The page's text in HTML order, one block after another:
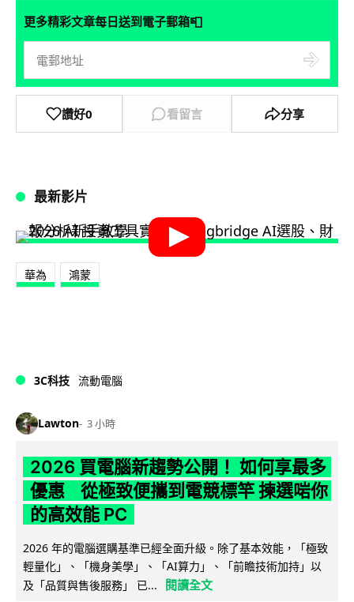
更多精彩文章每日送到電子郵箱📮
讚好0 看留言 分享
最新影片
華為 鴻蒙
3C科技 流動電腦
Lawton 3 小時
2026 買電腦新趨勢公開！ 如何享最多
優惠 從極致便攜到電競標竿 揀選啱你
的高效能 PC
2026 年的電腦選購基準已經全面升級。除了基本效能，「極致
輕量化」、「機身美學」、「AI算力」、「前瞻技術加持」以
及「品質與售後服務」 已...
閱讀全文